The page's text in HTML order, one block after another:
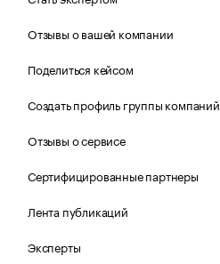
Отзывы о вашей компании
Поделиться кейсом
Создать профиль группы компаний
Отзывы о сервисе
Сертифицированные партнеры
Лента публикаций
Эксперты